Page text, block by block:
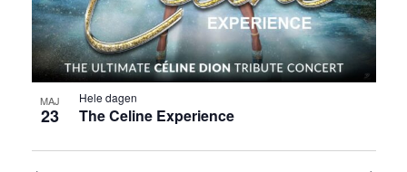
MAJ
23
Hele dagen
The Celine Experience